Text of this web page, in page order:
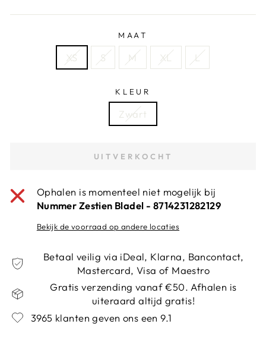
MAAT
XS S M XL L
KLEUR
Zwart
UITVERKOCHT
Ophalen is momenteel niet mogelijk bij
Nummer Zestien Bladel - 8714231282129
Bekijk de voorraad op andere locaties
Betaal veilig via iDeal, Klarna, Bancontact,
Mastercard, Visa of Maestro
Gratis verzending vanaf €50. Afhalen is
uiteraard altijd gratis!
3965 klanten geven ons een 9.1